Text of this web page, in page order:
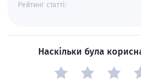
Рейтинг статті:
Наскільки була